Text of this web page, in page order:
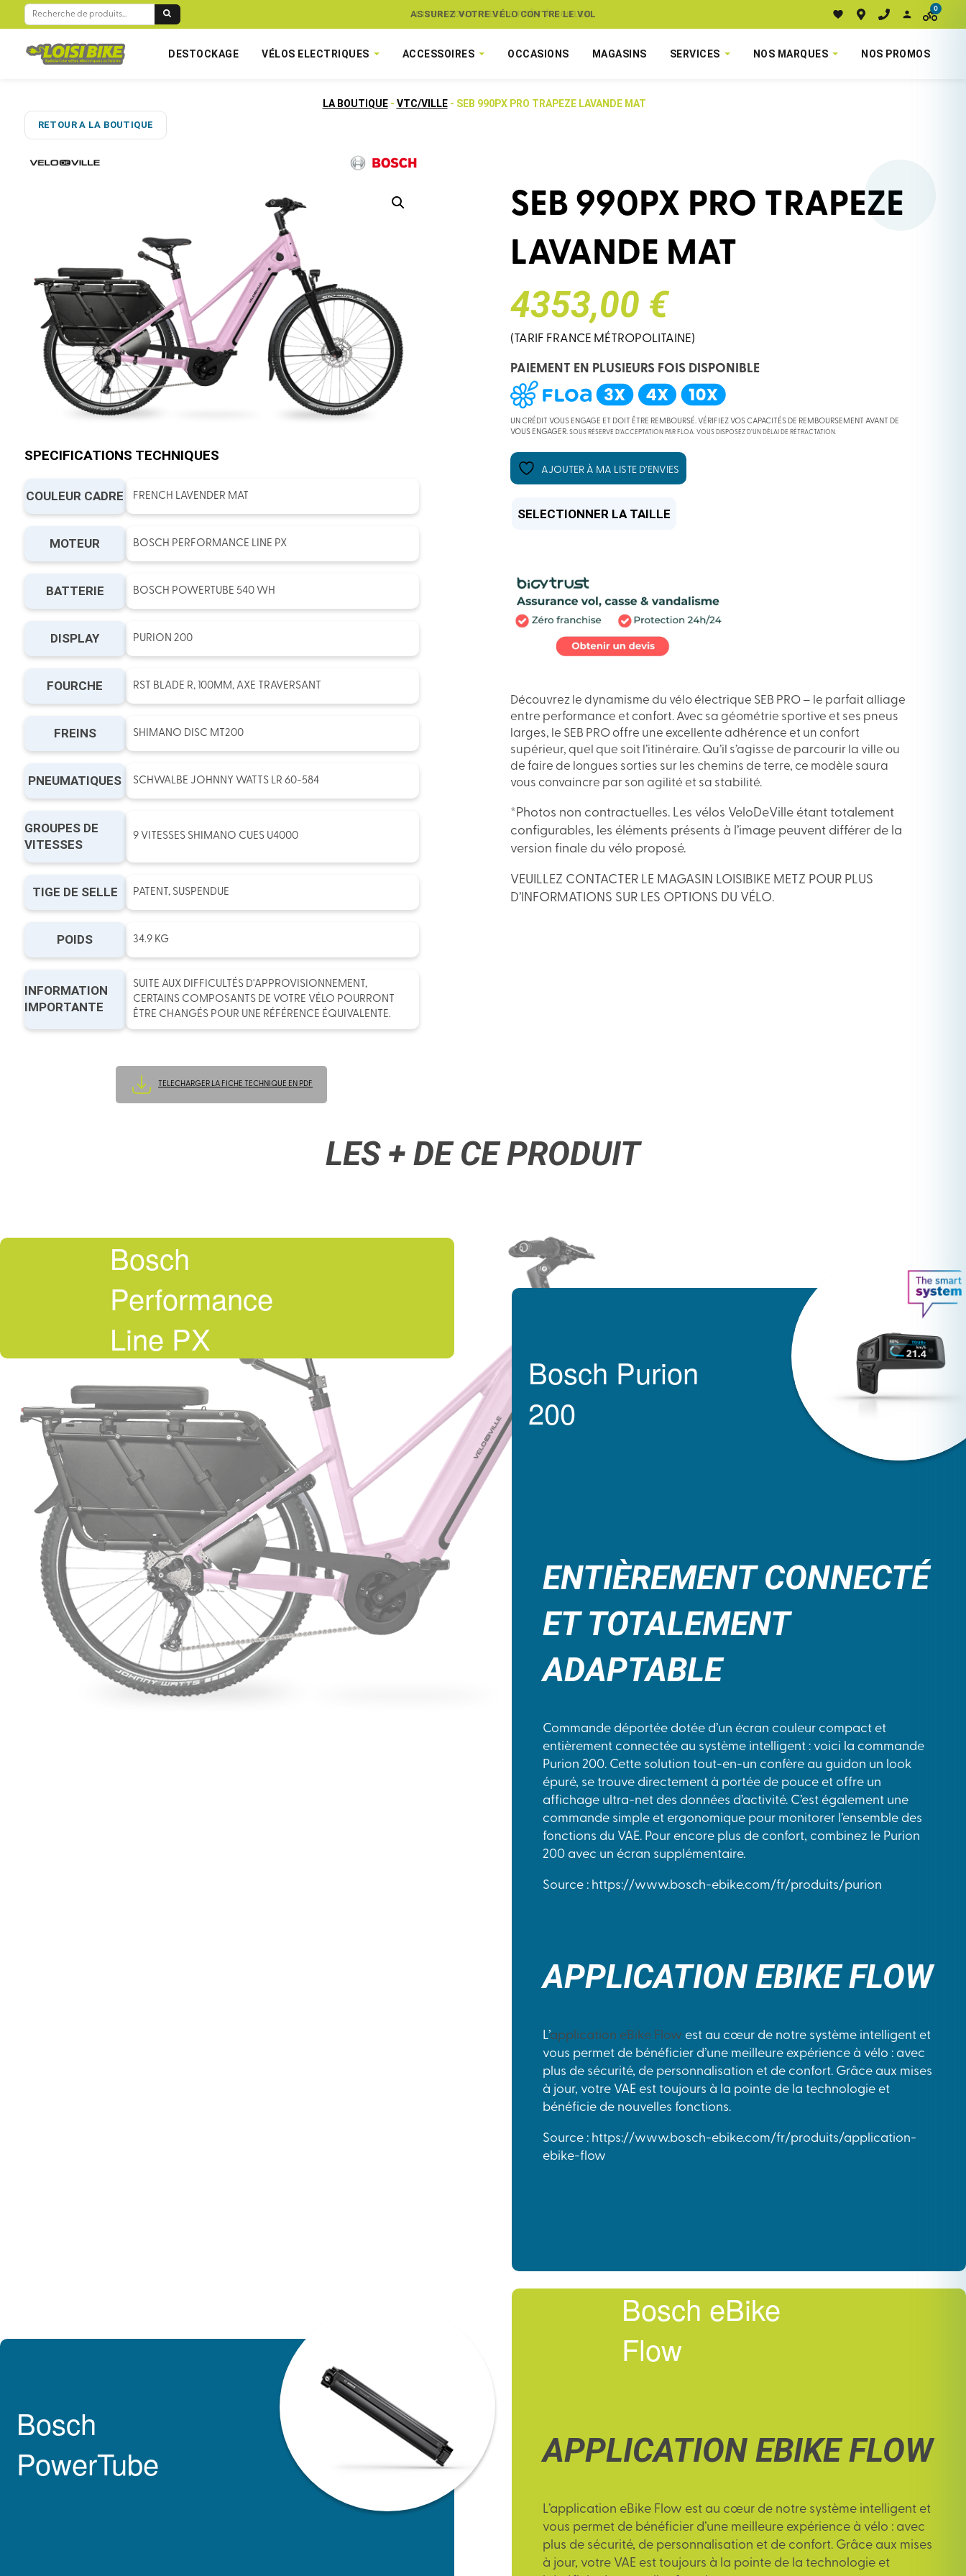
RECHERCHE
ASSUREZ VOTRE VÉLO CONTRE LE VOL 0
DESTOCKAGE VÉLOS ELECTRIQUES ACCESSOIRES OCCASIONS MAGASINS SERVICES NOS MARQUES NOS PROMOS
LA BOUTIQUE - VTC/VILLE - SEB 990PX PRO TRAPEZE LAVANDE MAT
RETOUR A LA BOUTIQUE
SPECIFICATIONS TECHNIQUES
COULEUR CADRE FRENCH LAVENDER MAT
MOTEUR BOSCH PERFORMANCE LINE PX
BATTERIE BOSCH POWERTUBE 540 WH
DISPLAY PURION 200
FOURCHE RST BLADE R, 100MM, AXE TRAVERSANT
FREINS SHIMANO DISC MT200
PNEUMATIQUES SCHWALBE JOHNNY WATTS LR 60-584
GROUPES DE
VITESSES
9 VITESSES SHIMANO CUES U4000
TIGE DE SELLE PATENT, SUSPENDUE
POIDS 34.9 KG
INFORMATION
IMPORTANTE
SUITE AUX DIFFICULTÉS D'APPROVISIONNEMENT,
CERTAINS COMPOSANTS DE VOTRE VÉLO POURRONT
ÊTRE CHANGÉS POUR UNE RÉFÉRENCE ÉQUIVALENTE.
TELECHARGER LA FICHE TECHNIQUE EN PDF
SEB 990PX PRO TRAPEZE
LAVANDE MAT
4353,00 €
(TARIF FRANCE MÉTROPOLITAINE)
PAIEMENT EN PLUSIEURS FOIS DISPONIBLE
UN CRÉDIT VOUS ENGAGE ET DOIT ÊTRE REMBOURSÉ. VÉRIFIEZ VOS CAPACITÉS DE REMBOURSEMENT AVANT DE
VOUS ENGAGER.SOUS RÉSERVE D’ACCEPTATION PAR FLOA. VOUS DISPOSEZ D’UN DÉLAI DE RÉTRACTATION.
AJOUTER À MA LISTE D’ENVIES
Découvrez le dynamisme du vélo électrique SEB PRO – le parfait alliage
entre performance et confort. Avec sa géométrie sportive et ses pneus
larges, le SEB PRO offre une excellente adhérence et un confort
supérieur, quel que soit l’itinéraire. Qu’il s’agisse de parcourir la ville ou
de faire de longues sorties sur les chemins de terre, ce modèle saura
vous convaincre par son agilité et sa stabilité.
*Photos non contractuelles. Les vélos VeloDeVille étant totalement
configurables, les éléments présents à l’image peuvent différer de la
version finale du vélo proposé.
VEUILLEZ CONTACTER LE MAGASIN LOISIBIKE METZ POUR PLUS
D’INFORMATIONS SUR LES OPTIONS DU VÉLO.
LES + DE CE PRODUIT
Bosch
Performance
Line PX
Bosch Purion
200
ENTIÈREMENT CONNECTÉ
ET TOTALEMENT
ADAPTABLE
Commande déportée dotée d’un écran couleur compact et
entièrement connectée au système intelligent : voici la commande
Purion 200. Cette solution tout-en-un confère au guidon un look
épuré, se trouve directement à portée de pouce et offre un
affichage ultra-net des données d’activité. C’est également une
commande simple et ergonomique pour monitorer l’ensemble des
fonctions du VAE. Pour encore plus de confort, combinez le Purion
200 avec un écran supplémentaire.
Source : https://www.bosch-ebike.com/fr/produits/purion
APPLICATION EBIKE FLOW
L’application eBike Flow est au cœur de notre système intelligent et
vous permet de bénéficier d’une meilleure expérience à vélo : avec
plus de sécurité, de personnalisation et de confort. Grâce aux mises
à jour, votre VAE est toujours à la pointe de la technologie et
bénéficie de nouvelles fonctions.
Source : https://www.bosch-ebike.com/fr/produits/application-
ebike-flow
Bosch
PowerTube
Bosch eBike
Flow
APPLICATION EBIKE FLOW
L’application eBike Flow est au cœur de notre système intelligent et
vous permet de bénéficier d’une meilleure expérience à vélo : avec
plus de sécurité, de personnalisation et de confort. Grâce aux mises
à jour, votre VAE est toujours à la pointe de la technologie et